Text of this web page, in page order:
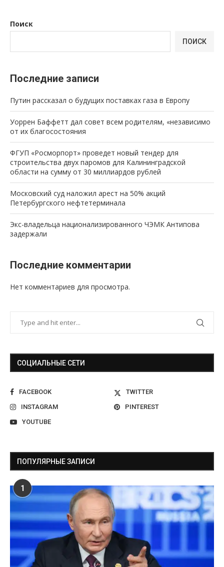
Поиск
ПОИСК
Последние записи
Путин рассказал о будущих поставках газа в Европу
Уоррен Баффетт дал совет всем родителям, «независимо
от их благосостояния
ФГУП «Росморпорт» проведет новый тендер для
строительства двух паромов для Калининградской
области на сумму от 30 миллиардов рублей
Московский суд наложил арест на 50% акций
Петербургского нефтетерминала
Экс-владельца национализированного ЧЭМК Антипова
задержали
Последние комментарии
Нет комментариев для просмотра.
СОЦИАЛЬНЫЕ СЕТИ
FACEBOOK
TWITTER
INSTAGRAM
PINTEREST
YOUTUBE
ПОПУЛЯРНЫЕ ЗАПИСИ
1